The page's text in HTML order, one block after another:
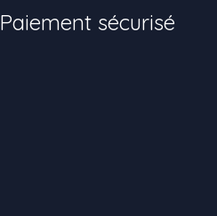
Paiement sécurisé